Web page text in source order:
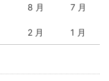
8 月 7 月
2 月 1 月